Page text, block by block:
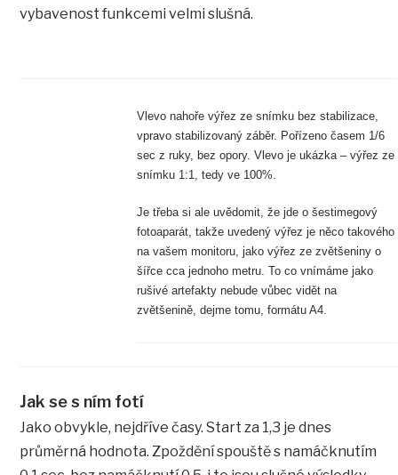
vybavenost funkcemi velmi slušná.
Vlevo nahoře výřez ze snímku bez stabilizace,
vpravo stabilizovaný záběr. Pořízeno časem 1/6
sec z ruky, bez opory. Vlevo je ukázka – výřez ze
snímku 1:1, tedy ve 100%.
Je třeba si ale uvědomit, že jde o šestimegový
fotoaparát, takže uvedený výřez je něco takového
na vašem monitoru, jako výřez ze zvětšeniny o
šířce cca jednoho metru. To co vnímáme jako
rušivé artefakty nebude vůbec vidět na
zvětšenině, dejme tomu, formátu A4.
Jak se s ním fotí
Jako obvykle, nejdříve časy. Start za 1,3 je dnes
průměrná hodnota. Zpoždění spouště s namáčknutím